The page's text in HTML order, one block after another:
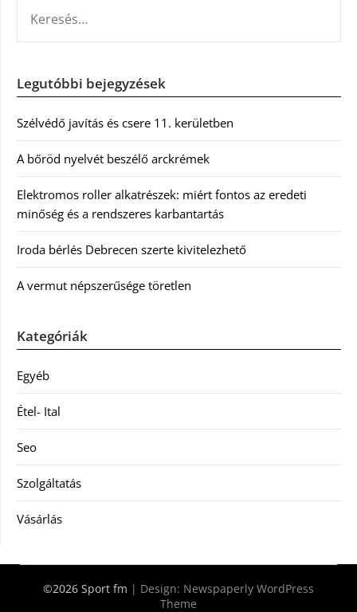
Legutóbbi bejegyzések
Szélvédő javítás és csere 11. kerületben
A bőröd nyelvét beszélő arckrémek
Elektromos roller alkatrészek: miért fontos az eredeti
minőség és a rendszeres karbantartás
Iroda bérlés Debrecen szerte kivitelezhető
A vermut népszerűsége töretlen
Kategóriák
Egyéb
Étel- Ital
Seo
Szolgáltatás
Vásárlás
©2026 Sport fm | Design: Newspaperly WordPress
Theme